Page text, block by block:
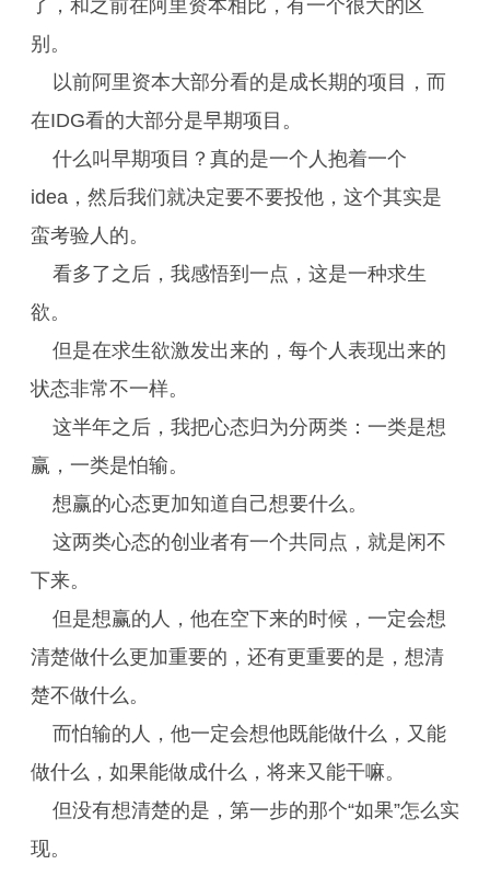
了，和之前在阿里资本相比，有一个很大的区
别。
以前阿里资本大部分看的是成长期的项目，而
在IDG看的大部分是早期项目。
什么叫早期项目？真的是一个人抱着一个
idea，然后我们就决定要不要投他，这个其实是
蛮考验人的。
看多了之后，我感悟到一点，这是一种求生
欲。
但是在求生欲激发出来的，每个人表现出来的
状态非常不一样。
这半年之后，我把心态归为分两类：一类是想
赢，一类是怕输。
想赢的心态更加知道自己想要什么。
这两类心态的创业者有一个共同点，就是闲不
下来。
但是想赢的人，他在空下来的时候，一定会想
清楚做什么更加重要的，还有更重要的是，想清
楚不做什么。
而怕输的人，他一定会想他既能做什么，又能
做什么，如果能做成什么，将来又能干嘛。
但没有想清楚的是，第一步的那个“如果”怎么实
现。